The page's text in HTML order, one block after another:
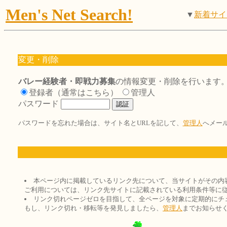
Men's Net Search! ▼ 新着サ
変更・削除
バレー経験者・即戦力募集の情報変更・削除を行います
登録者（通常はこちら）
管理人
パスワード
パスワードを忘れた場合は、サイト名とURLを記して、 管理人へメー
本ページ内に掲載しているリンク先について、当サイトがその
ご利用については、リンク先サイトに記載されている利用条件等に
リンク切れページゼロを目指して、全ページを対象に定期的に
もし、リンク切れ・移転等を発見しましたら、 管理人 までお知らせ